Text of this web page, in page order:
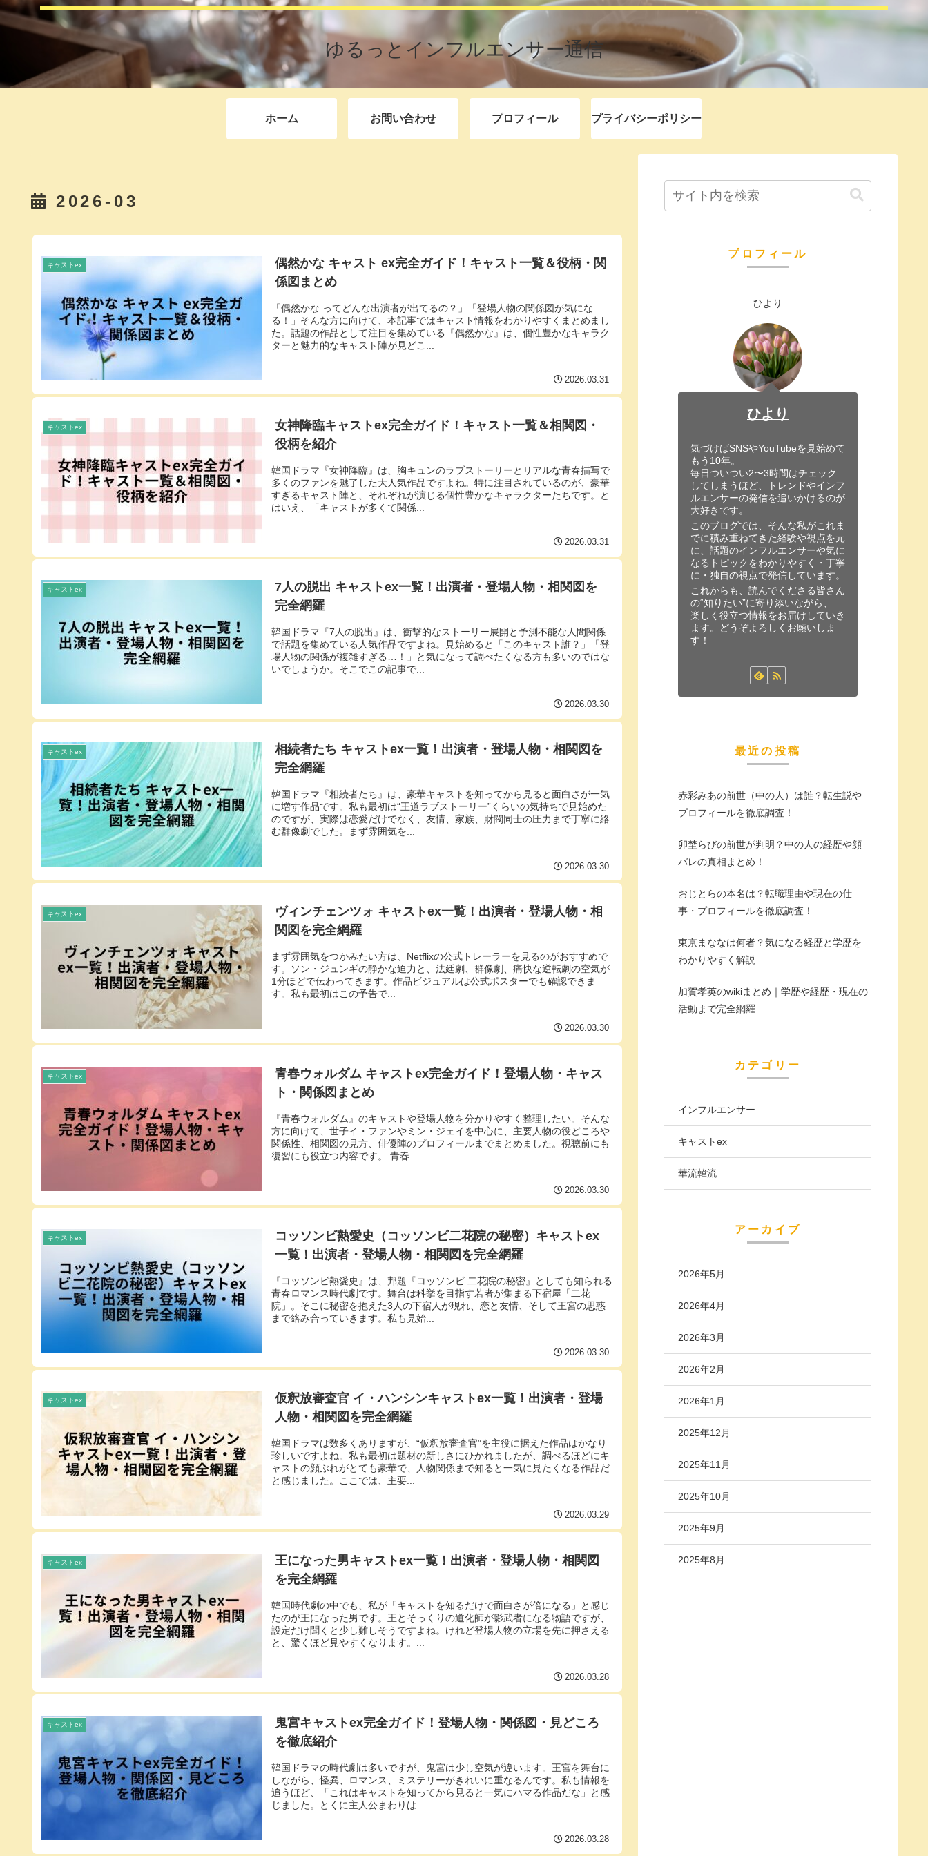
ゆるっとインフルエンサー通信
ホーム お問い合わせ プロフィール プライバシーポリシー
2026-03
キャストex
偶然かな キャスト ex完全ガイド！キャスト一覧＆役柄・関
係図まとめ
「偶然かな ってどんな出演者が出てるの？」「登場人物の関係図が気にな
る！」そんな方に向けて、本記事ではキャスト情報をわかりやすくまとめまし
た。話題の作品として注目を集めている『偶然かな』は、個性豊かなキャラク
ターと魅力的なキャスト陣が見どこ...
2026.03.31
キャストex
女神降臨キャストex完全ガイド！キャスト一覧＆相関図・
役柄を紹介
韓国ドラマ『女神降臨』は、胸キュンのラブストーリーとリアルな青春描写で
多くのファンを魅了した大人気作品ですよね。特に注目されているのが、豪華
すぎるキャスト陣と、それぞれが演じる個性豊かなキャラクターたちです。と
はいえ、「キャストが多くて関係...
2026.03.31
キャストex
7人の脱出 キャストex一覧！出演者・登場人物・相関図を
完全網羅
韓国ドラマ『7人の脱出』は、衝撃的なストーリー展開と予測不能な人間関係
で話題を集めている人気作品ですよね。見始めると「このキャスト誰？」「登
場人物の関係が複雑すぎる…！」と気になって調べたくなる方も多いのではな
いでしょうか。そこでこの記事で...
2026.03.30
キャストex
相続者たち キャストex一覧！出演者・登場人物・相関図を
完全網羅
韓国ドラマ『相続者たち』は、豪華キャストを知ってから見ると面白さが一気
に増す作品です。私も最初は“王道ラブストーリー”くらいの気持ちで見始めた
のですが、実際は恋愛だけでなく、友情、家族、財閥同士の圧力まで丁寧に絡
む群像劇でした。まず雰囲気を...
2026.03.30
キャストex
ヴィンチェンツォ キャストex一覧！出演者・登場人物・相
関図を完全網羅
まず雰囲気をつかみたい方は、Netflixの公式トレーラーを見るのがおすすめで
す。ソン・ジュンギの静かな迫力と、法廷劇、群像劇、痛快な逆転劇の空気が
1分ほどで伝わってきます。作品ビジュアルは公式ポスターでも確認できま
す。私も最初はこの予告で...
2026.03.30
キャストex
青春ウォルダム キャストex完全ガイド！登場人物・キャス
ト・関係図まとめ
『青春ウォルダム』のキャストや登場人物を分かりやすく整理したい。そんな
方に向けて、世子イ・ファンやミン・ジェイを中心に、主要人物の役どころや
関係性、相関図の見方、俳優陣のプロフィールまでまとめました。視聴前にも
復習にも役立つ内容です。 青春...
2026.03.30
キャストex
コッソンビ熱愛史（コッソンビ二花院の秘密）キャストex
一覧！出演者・登場人物・相関図を完全網羅
『コッソンビ熱愛史』は、邦題『コッソンビ 二花院の秘密』としても知られる
青春ロマンス時代劇です。舞台は科挙を目指す若者が集まる下宿屋「二花
院」。そこに秘密を抱えた3人の下宿人が現れ、恋と友情、そして王宮の思惑
まで絡み合っていきます。私も見始...
2026.03.30
キャストex
仮釈放審査官 イ・ハンシンキャストex一覧！出演者・登場
人物・相関図を完全網羅
韓国ドラマは数多くありますが、“仮釈放審査官”を主役に据えた作品はかなり
珍しいですよね。私も最初は題材の新しさにひかれましたが、調べるほどにキ
ャストの顔ぶれがとても豪華で、人物関係まで知ると一気に見たくなる作品だ
と感じました。ここでは、主要...
2026.03.29
キャストex
王になった男キャストex一覧！出演者・登場人物・相関図
を完全網羅
韓国時代劇の中でも、私が「キャストを知るだけで面白さが倍になる」と感じ
たのが王になった男です。王とそっくりの道化師が影武者になる物語ですが、
設定だけ聞くと少し難しそうですよね。けれど登場人物の立場を先に押さえる
と、驚くほど見やすくなります。...
2026.03.28
キャストex
鬼宮キャストex完全ガイド！登場人物・関係図・見どころ
を徹底紹介
韓国ドラマの時代劇は多いですが、鬼宮は少し空気が違います。王宮を舞台に
しながら、怪異、ロマンス、ミステリーがきれいに重なるんです。私も情報を
追うほど、「これはキャストを知ってから見ると一気にハマる作品だな」と感
じました。とくに主人公まわりは...
2026.03.28
プロフィール
ひより
ひより
気づけばSNSやYouTubeを見始めて
もう10年。
毎日ついつい2〜3時間はチェック
してしまうほど、トレンドやインフ
ルエンサーの発信を追いかけるのが
大好きです。
このブログでは、そんな私がこれま
でに積み重ねてきた経験や視点を元
に、話題のインフルエンサーや気に
なるトピックをわかりやすく・丁寧
に・独自の視点で発信しています。
これからも、読んでくださる皆さん
の“知りたい”に寄り添いながら、
楽しく役立つ情報をお届けしていき
ます。どうぞよろしくお願いしま
す！
最近の投稿
赤彩みあの前世（中の人）は誰？転生説や
プロフィールを徹底調査！
卯埜らびの前世が判明？中の人の経歴や顔
バレの真相まとめ！
おじとらの本名は？転職理由や現在の仕
事・プロフィールを徹底調査！
東京まななは何者？気になる経歴と学歴を
わかりやすく解説
加賀孝英のwikiまとめ｜学歴や経歴・現在の
活動まで完全網羅
カテゴリー
インフルエンサー
キャストex
華流韓流
アーカイブ
2026年5月
2026年4月
2026年3月
2026年2月
2026年1月
2025年12月
2025年11月
2025年10月
2025年9月
2025年8月